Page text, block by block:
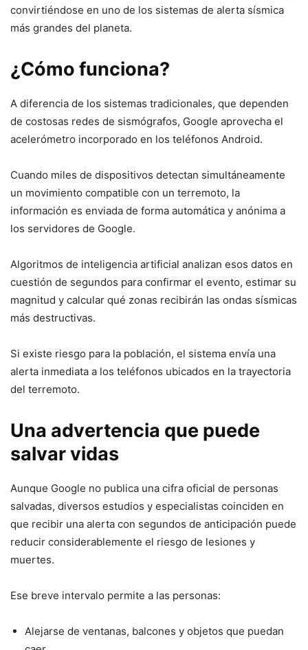
convirtiéndose en uno de los sistemas de alerta sísmica
más grandes del planeta.
¿Cómo funciona?
A diferencia de los sistemas tradicionales, que dependen
de costosas redes de sismógrafos, Google aprovecha el
acelerómetro incorporado en los teléfonos Android.
Cuando miles de dispositivos detectan simultáneamente
un movimiento compatible con un terremoto, la
información es enviada de forma automática y anónima a
los servidores de Google.
Algoritmos de inteligencia artificial analizan esos datos en
cuestión de segundos para confirmar el evento, estimar su
magnitud y calcular qué zonas recibirán las ondas sísmicas
más destructivas.
Si existe riesgo para la población, el sistema envía una
alerta inmediata a los teléfonos ubicados en la trayectoria
del terremoto.
Una advertencia que puede
salvar vidas
Aunque Google no publica una cifra oficial de personas
salvadas, diversos estudios y especialistas coinciden en
que recibir una alerta con segundos de anticipación puede
reducir considerablemente el riesgo de lesiones y
muertes.
Ese breve intervalo permite a las personas:
Alejarse de ventanas, balcones y objetos que puedan